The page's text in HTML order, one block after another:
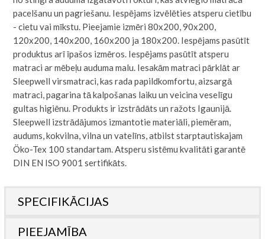
pacelšanu un pagriešanu. Iespējams izvēlēties atsperu cietību
- cietu vai mīkstu. Pieejamie izmēri 80x200, 90x200,
120x200, 140x200, 160x200 ja 180x200. Iespējams pasūtīt
produktus arī īpašos izmēros. Iespējams pasūtīt atsperu
matraci ar mēbeļu auduma malu. Iesakām matraci pārklāt ar
Sleepwell virsmatraci, kas rada papildkomfortu, aizsargā
matraci, pagarina tā kalpošanas laiku un veicina veselīgu
gultas higiēnu. Produkts ir izstrādāts un ražots Igaunijā.
Sleepwell izstrādājumos izmantotie materiāli, piemēram,
audums, kokvilna, vilna un vatelīns, atbilst starptautiskajam
Öko-Tex 100 standartam. Atsperu sistēmu kvalitāti garantē
DIN EN ISO 9001 sertifikāts.
SPECIFIKĀCIJAS
PIEEJAMĪBA